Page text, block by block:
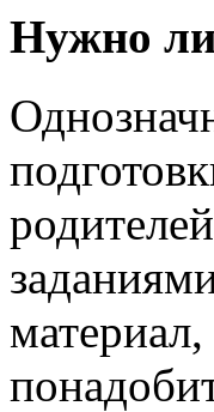
Нужно ли